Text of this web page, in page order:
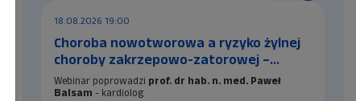
18.08.2026 19:00
Choroba nowotworowa a ryzyko żylnej
choroby zakrzepowo-zatorowej –
mechanizmy, profilaktyka i leczenie
Webinar poprowadzi prof. dr hab. n. med. Paweł
Balsam - kardiolog